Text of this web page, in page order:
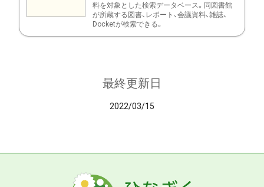
料を対象とした検索データベース。同図書館
が所蔵する図書、レポート、会議資料、雑誌、
Docketが検索できる。
最終更新日
2022/03/15